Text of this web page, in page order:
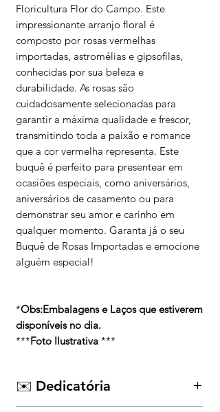
Floricultura Flor do Campo. Este
impressionante arranjo floral é
composto por rosas vermelhas
importadas, astromélias e gipsofilas,
conhecidas por sua beleza e
durabilidade. As rosas são
cuidadosamente selecionadas para
garantir a máxima qualidade e frescor,
transmitindo toda a paixão e romance
que a cor vermelha representa. Este
buquê é perfeito para presentear em
ocasiões especiais, como aniversários,
aniversários de casamento ou para
demonstrar seu amor e carinho em
qualquer momento. Garanta já o seu
Buquê de Rosas Importadas e emocione
alguém especial!
*Obs:Embalagens e Laços que estiverem
disponíveis no dia.
***Foto Ilustrativa ***
✉️ Dedicatória